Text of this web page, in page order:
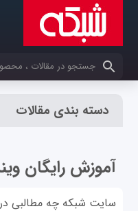
کلمات کلیدی خود را وارد
دسته بندی مقالات
آموزش رایگان